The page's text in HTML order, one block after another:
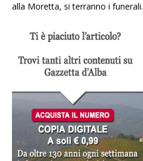
alla Moretta, si terranno i funerali.